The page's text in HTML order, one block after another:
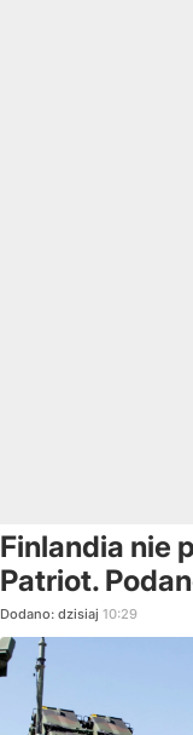
Finlandia nie
Patriot.
Dodano: dzisiaj 10:29